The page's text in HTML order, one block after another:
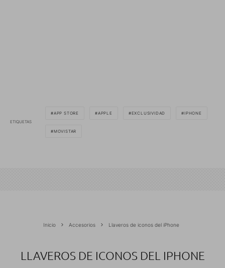
ETIQUETAS
APP STORE APPLE EXCLUSIVIDAD IPHONE
MOVISTAR
Inicio Accesorios Llaveros de iconos del iPhone
LLAVEROS DE ICONOS DEL IPHONE